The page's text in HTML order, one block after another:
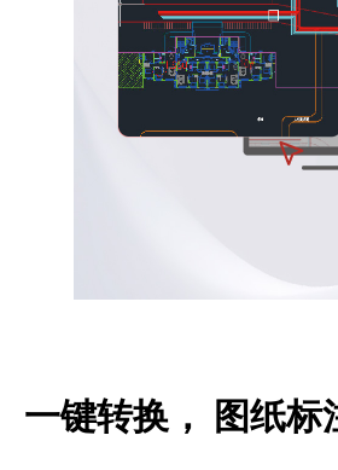
一键转换， 图纸标